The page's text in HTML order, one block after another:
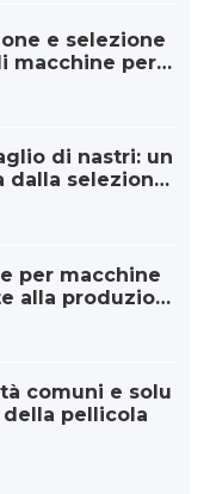
e selezione
macchine per il
di nastri: un
dalla selezione
per macchine
alla produzion
a barre
comuni e solu
pellicola